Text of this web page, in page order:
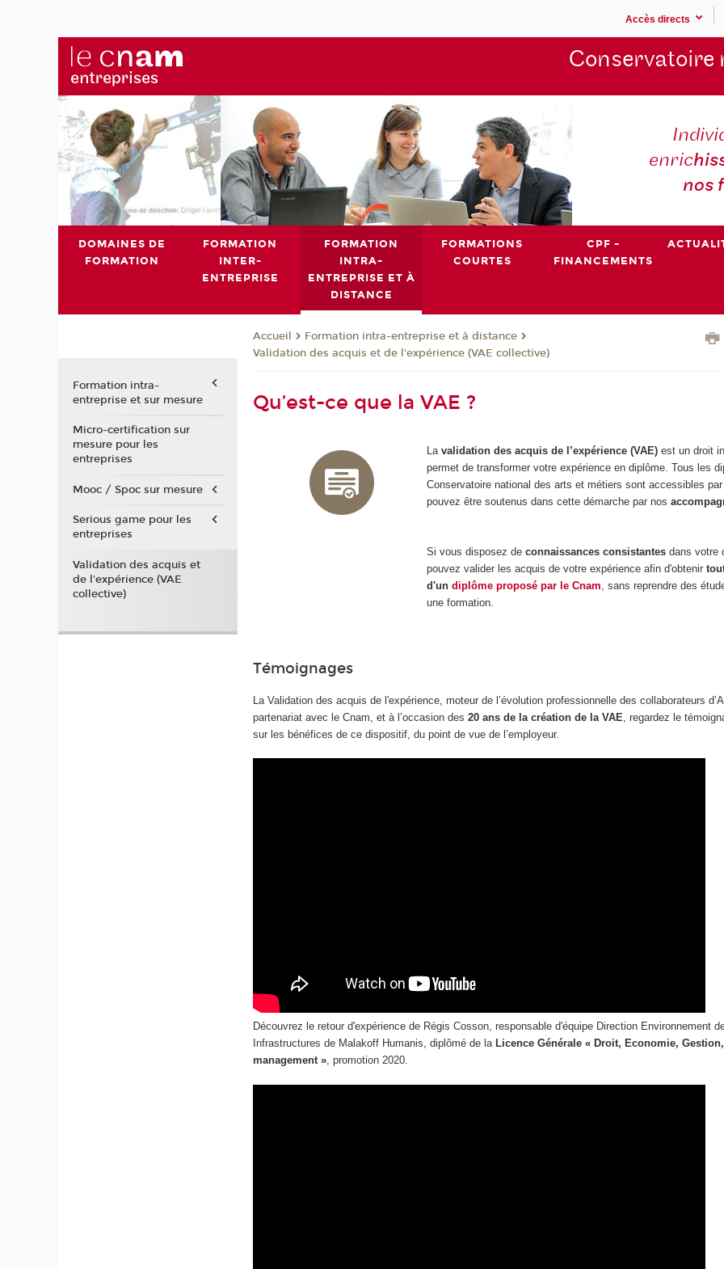
Accès directs
Conservatoire
enric
nos
DOMAINES DE
FORMATION
FORMATION
INTER-
ENTREPRISE
FORMATION
INTRA-
ENTREPRISE ET À
DISTANCE
FORMATIONS
COURTES
CPF -
FINANCEMENTS
Accueil
Formation intra-entreprise et à distance
Validation des acquis et de l'expérience (VAE collective)
Qu’est-ce que la VAE ?
Lavalidation des acquis de l’expérience (VAE) est un droit
permet de transformer votre expérience en diplôme. Tous les
Conservatoire national des arts et métiers sont accessibles
pouvez être soutenus dans cette démarche par nos
Si vous disposez deconnaissances consistantes dans votre
pouvez valider les acquis de votre expérience afin d'obtenir
d'undiplôme proposé par le Cnam , sans reprendre des
une formation.
Témoignages
La Validation des acquis de l'expérience, moteur de l’évolution professionnelle des collaborateurs
partenariat avec le Cnam, et à l’occasion des20 ans de la création de la VAE , regardez le
sur les bénéfices de ce dispositif, du point de vue de l’employeur.
Découvrez le retour d'expérience de Régis Cosson, responsable d'équipe Direction Environnement
Infrastructures de Malakoff Humanis, diplômé de la Licence Générale « Droit, Economie,
management », promotion 2020.
Formation intra-
entreprise et sur mesure
Micro-certification sur
mesure pour les
entreprises
Mooc / Spoc sur mesure
Serious game pour les
entreprises
Validation des acquis et
de l'expérience (VAE
collective)